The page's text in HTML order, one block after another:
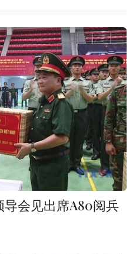
导会见出席A80阅兵